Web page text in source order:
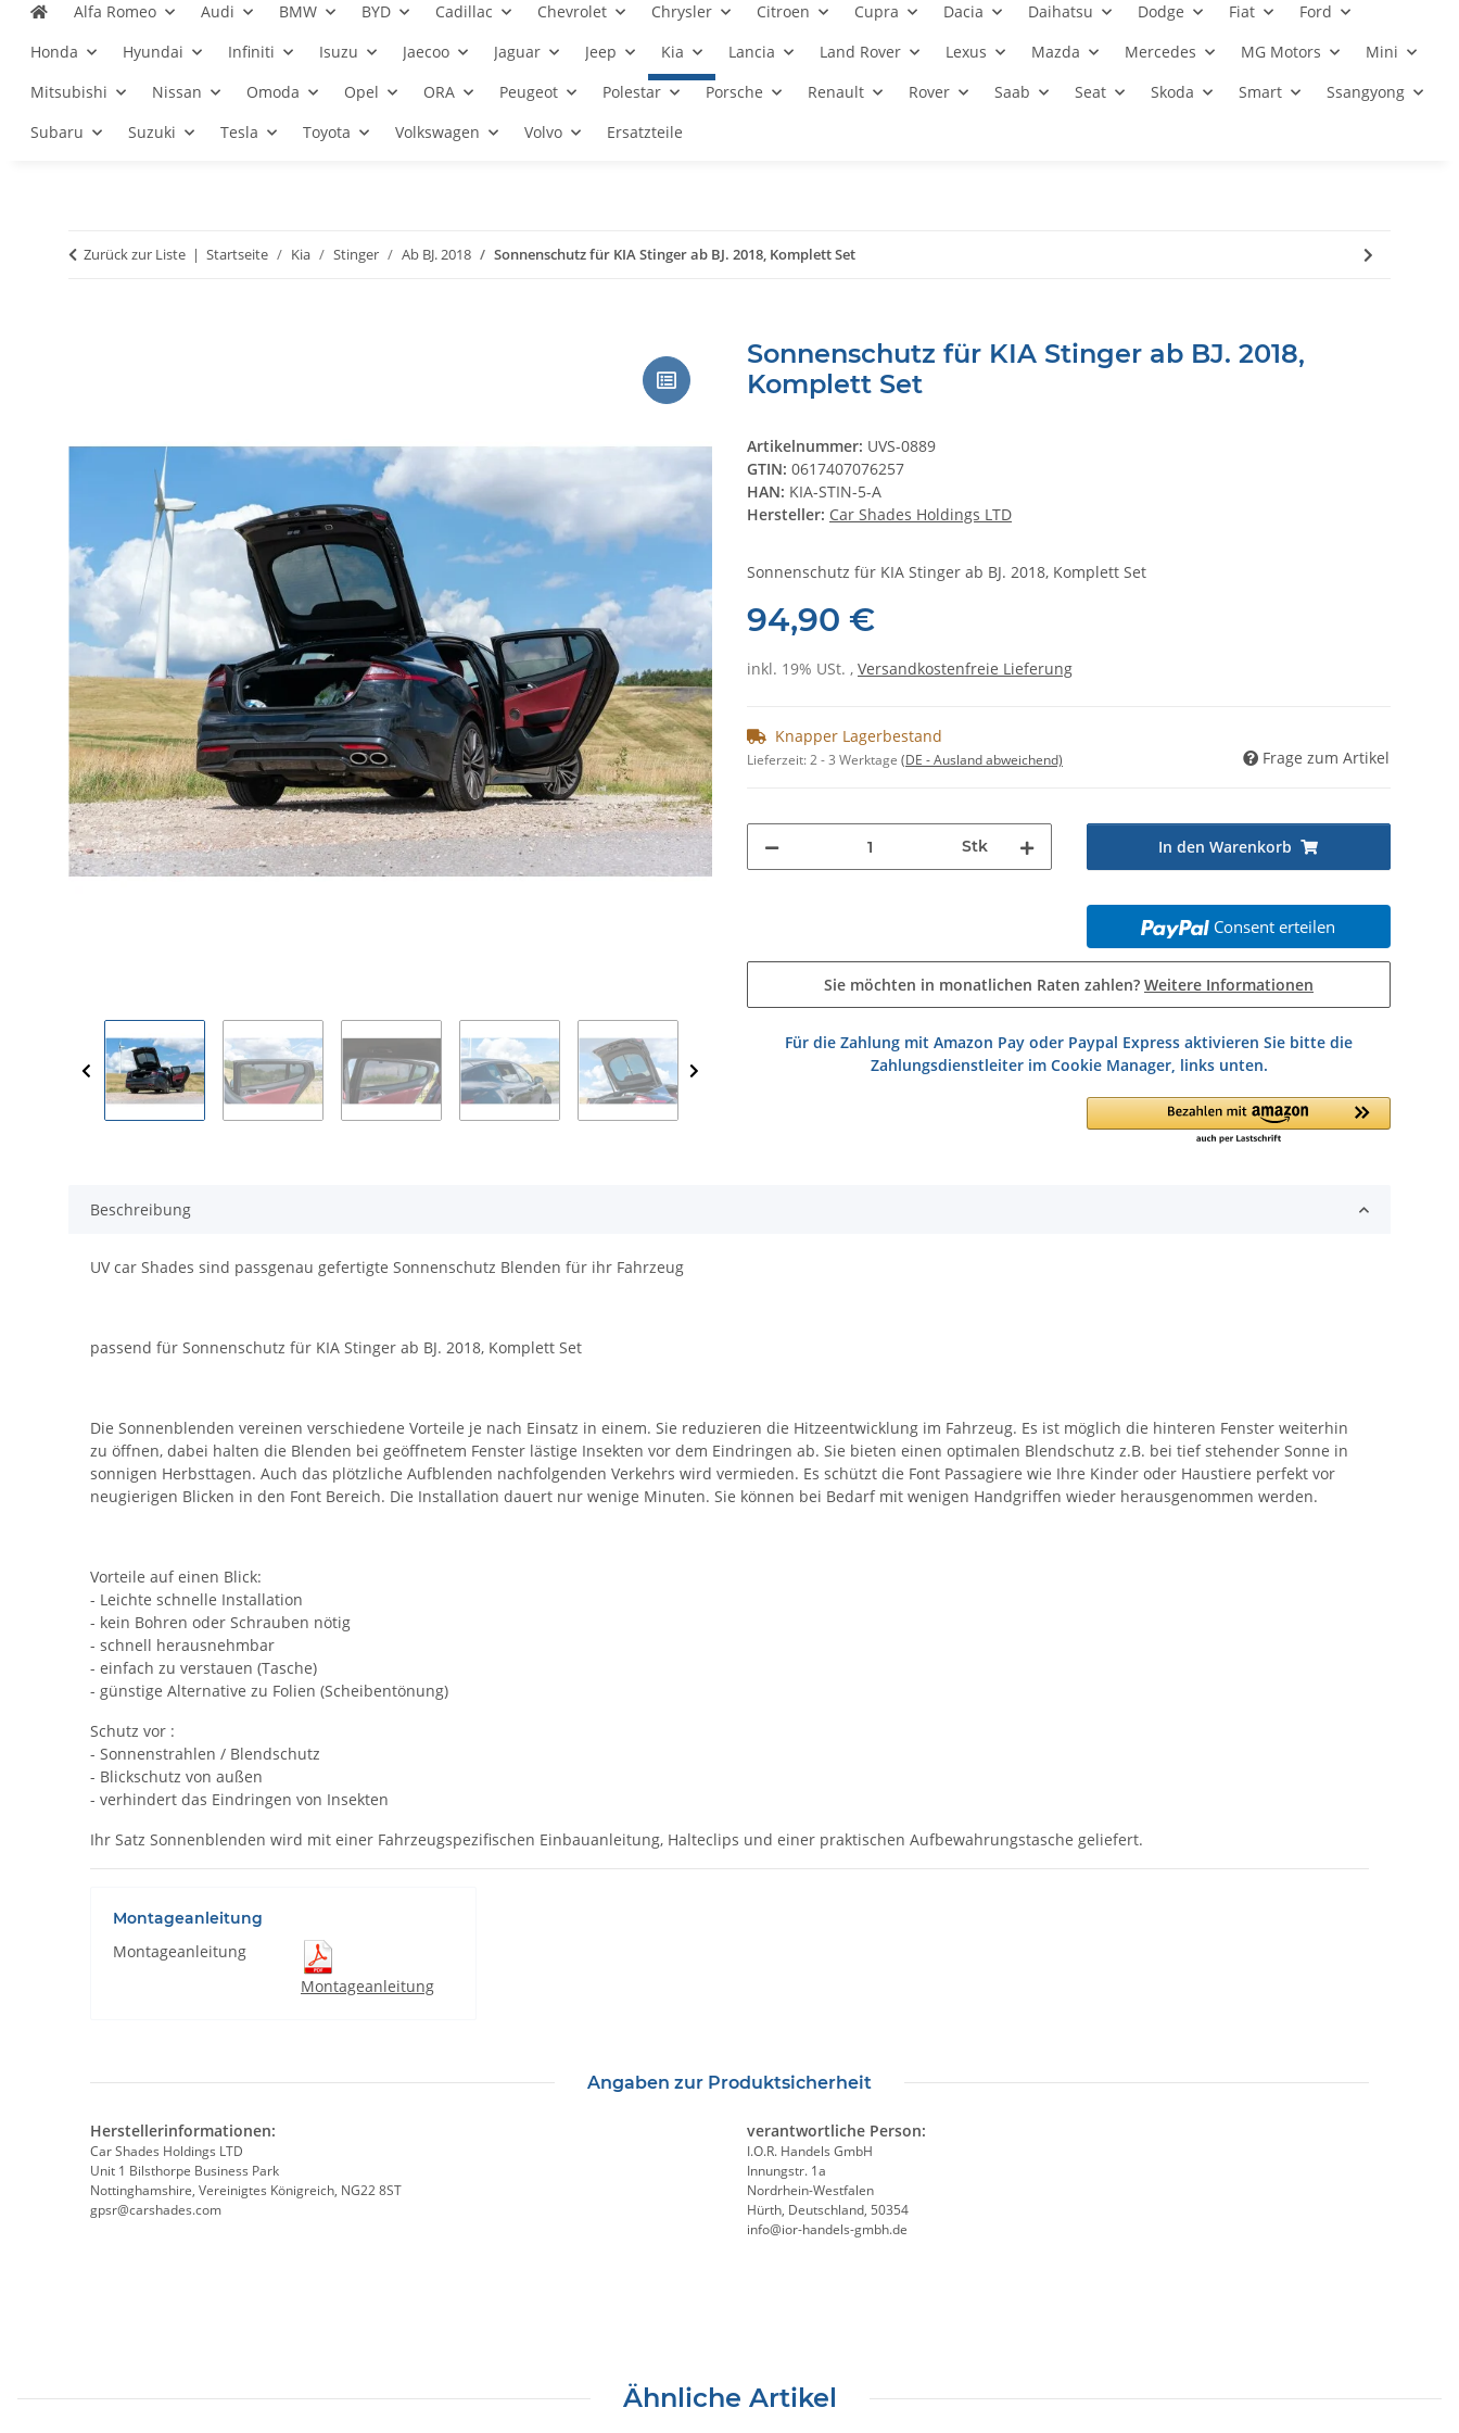
Alfa Romeo Audi BMW BYD Cadillac Chevrolet Chrysler Citroen Cupra Dacia Daihatsu Dodge Fiat
Ford
Honda
Hyundai Infiniti Isuzu Jaecoo Jaguar Jeep Kia Lancia Land Rover Lexus Mazda Mercedes MG Motors
Mini
Mitsubishi
Nissan Omoda Opel ORA Peugeot Polestar Porsche Renault Rover Saab Seat Skoda Smart
Ssangyong
Subaru
Suzuki Tesla Toyota Volkswagen Volvo Ersatzteile
Zurück zur Liste Startseite Kia Stinger Ab BJ. 2018 Sonnenschutz für KIA Stinger ab BJ. 2018, Komplett Set
Sonnenschutz für KIA Stinger ab BJ. 2018,
Komplett Set
Artikelnummer: UVS-0889
GTIN: 0617407076257
HAN: KIA-STIN-5-A
Hersteller: Car Shades Holdings LTD
Sonnenschutz für KIA Stinger ab BJ. 2018, Komplett Set
94,90 €
inkl. 19% USt. , Versandkostenfreie Lieferung
Knapper Lagerbestand
Lieferzeit:2 - 3 Werktage (DE - Ausland abweichend) Frage zum Artikel
Stk In den Warenkorb
Consent erteilen
Sie möchten in monatlichen Raten zahlen? Weitere Informationen
Für die Zahlung mit Amazon Pay oder Paypal Express aktivieren Sie bitte die
Zahlungsdienstleiter im Cookie Manager, links unten.
Beschreibung
UV car Shades sind passgenau gefertigte Sonnenschutz Blenden für ihr Fahrzeug
passend für Sonnenschutz für KIA Stinger ab BJ. 2018, Komplett Set
Die Sonnenblenden vereinen verschiedene Vorteile je nach Einsatz in einem. Sie reduzieren die Hitzeentwicklung im Fahrzeug. Es ist möglich die hinteren Fenster weiterhin
zu öffnen, dabei halten die Blenden bei geöffnetem Fenster lästige Insekten vor dem Eindringen ab. Sie bieten einen optimalen Blendschutz z.B. bei tief stehender Sonne in
sonnigen Herbsttagen. Auch das plötzliche Aufblenden nachfolgenden Verkehrs wird vermieden. Es schützt die Font Passagiere wie Ihre Kinder oder Haustiere perfekt vor
neugierigen Blicken in den Font Bereich. Die Installation dauert nur wenige Minuten. Sie können bei Bedarf mit wenigen Handgriffen wieder herausgenommen werden.
Vorteile auf einen Blick:
- Leichte schnelle Installation
- kein Bohren oder Schrauben nötig
- schnell herausnehmbar
- einfach zu verstauen (Tasche)
- günstige Alternative zu Folien (Scheibentönung)
Schutz vor :
- Sonnenstrahlen / Blendschutz
- Blickschutz von außen
- verhindert das Eindringen von Insekten
Ihr Satz Sonnenblenden wird mit einer Fahrzeugspezifischen Einbauanleitung, Halteclips und einer praktischen Aufbewahrungstasche geliefert.
Montageanleitung
Montageanleitung
Montageanleitung
Angaben zur Produktsicherheit
Herstellerinformationen:
Car Shades Holdings LTD
Unit 1 Bilsthorpe Business Park
Nottinghamshire, Vereinigtes Königreich, NG22 8ST
gpsr@carshades.com
verantwortliche Person:
I.O.R. Handels GmbH
Innungstr. 1a
Nordrhein-Westfalen
Hürth, Deutschland, 50354
info@ior-handels-gmbh.de
Ähnliche Artikel